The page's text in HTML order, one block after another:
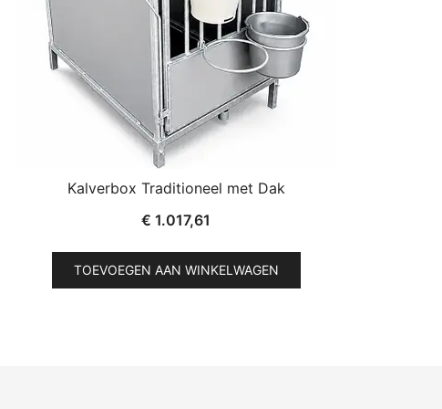
Kalverbox Traditioneel met Dak
€ 1.017,61
TOEVOEGEN AAN WINKELWAGEN